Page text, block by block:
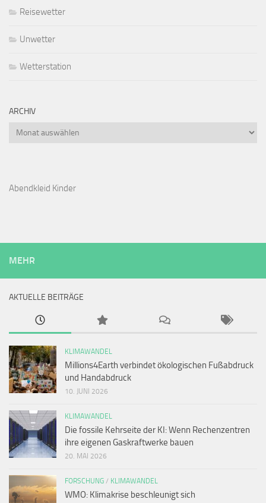
Reisewetter
Unwetter
Wetterstation
ARCHIV
Archiv
Abendkleid Kinder
MEHR
AKTUELLE BEITRÄGE
KLIMAWANDEL
Millions4Earth verbindet ökologischen Fußabdruck
und Handabdruck
10. JUNI 2026
KLIMAWANDEL
Die fossile Kehrseite der KI: Wenn Rechenzentren
ihre eigenen Gaskraftwerke bauen
20. MAI 2026
FORSCHUNG / KLIMAWANDEL
WMO: Klimakrise beschleunigt sich